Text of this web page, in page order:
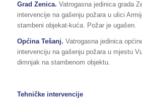
Grad Zenica. Vatrogasna jedinica grada
intervencije na gašenju požara u ulici
stambeni objekat-kuća. Požar je ugašen.
Općina Tešanj. Vatrogasna jedinica
intervenciju na gašenju požara u mjestu
dimnjak na stambenom objektu.
Tehničke intervencije